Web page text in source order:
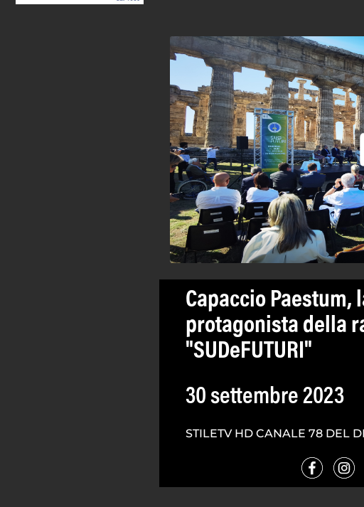
Capaccio Paestum,
protagonista della
"SUDeFUTURI"
30 settembre 2023
STILETV HD CANALE 78 DEL